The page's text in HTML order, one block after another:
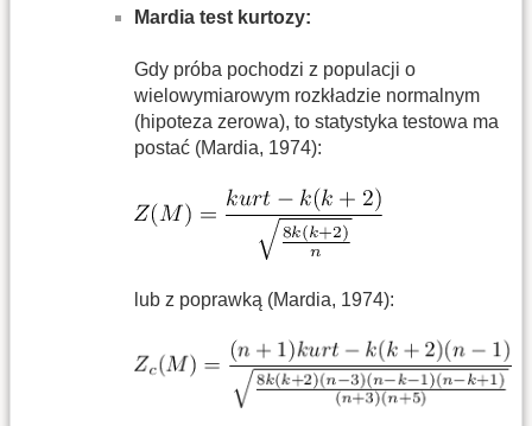
Mardia test kurtozy:
Gdy próba pochodzi z populacji o
wielowymiarowym rozkładzie normalnym
(hipoteza zerowa), to statystyka testowa ma
postać (Mardia, 1974):
lub z poprawką (Mardia, 1974):